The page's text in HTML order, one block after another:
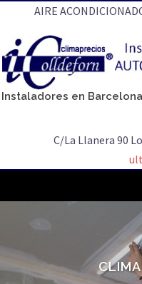
contenido
AIRE
Instaladores en
C/La Llanera 90